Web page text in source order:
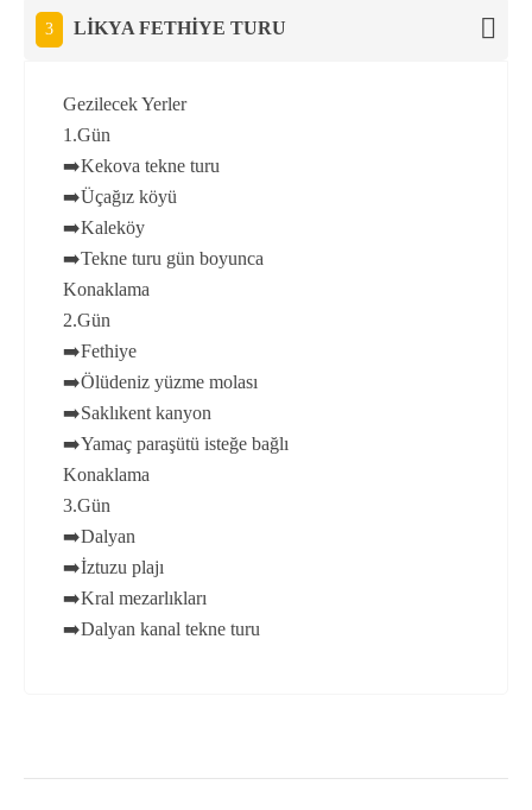
3 LİKYA FETHİYE TURU
Gezilecek Yerler
1.Gün
➡️Kekova tekne turu
➡️Üçağız köyü
➡️Kaleköy
➡️Tekne turu gün boyunca
Konaklama
2.Gün
➡️Fethiye
➡️Ölüdeniz yüzme molası
➡️Saklıkent kanyon
➡️Yamaç paraşütü isteğe bağlı
Konaklama
3.Gün
➡️Dalyan
➡️İztuzu plajı
➡️Kral mezarlıkları
➡️Dalyan kanal tekne turu